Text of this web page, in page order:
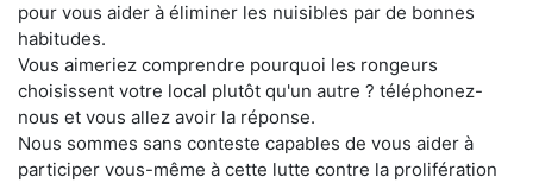
pour vous aider à éliminer les nuisibles par de bonnes
habitudes.
Vous aimeriez comprendre pourquoi les rongeurs
choisissent votre local plutôt qu'un autre ? téléphonez-
nous et vous allez avoir la réponse.
Nous sommes sans conteste capables de vous aider à
participer vous-même à cette lutte contre la prolifération